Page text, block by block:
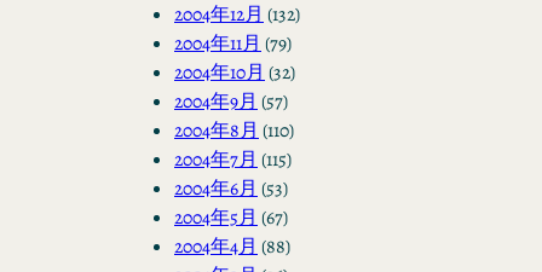
2004年12月 (132)
2004年11月 (79)
2004年10月 (32)
2004年9月 (57)
2004年8月 (110)
2004年7月 (115)
2004年6月 (53)
2004年5月 (67)
2004年4月 (88)